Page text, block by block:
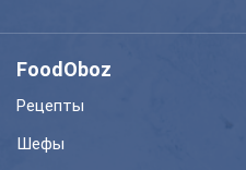
FoodOboz
Рецепты
Шефы